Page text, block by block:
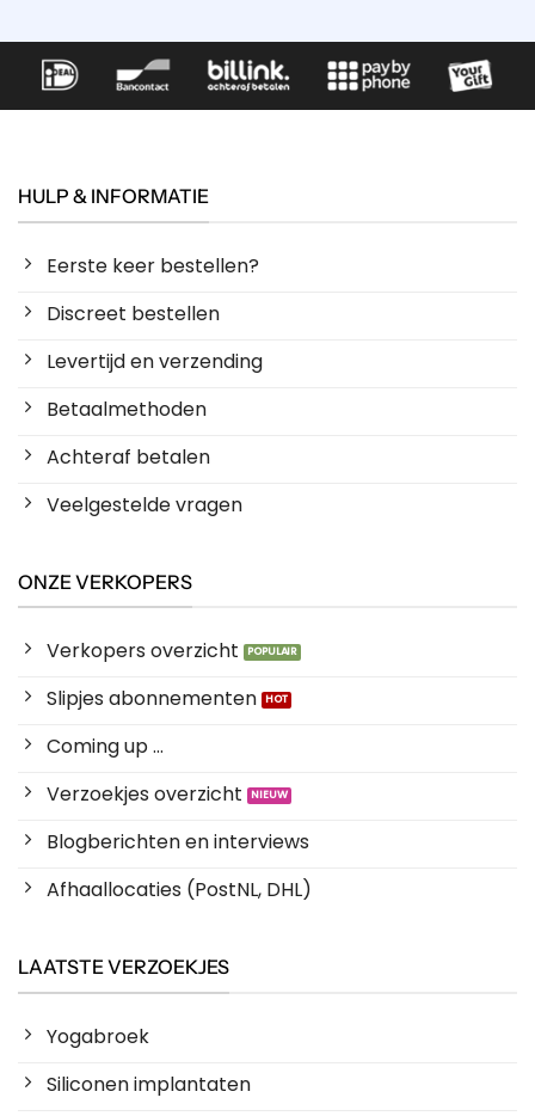
HULP & INFORMATIE
Eerste keer bestellen?
Discreet bestellen
Levertijd en verzending
Betaalmethoden
Achteraf betalen
Veelgestelde vragen
ONZE VERKOPERS
Verkopers overzicht
Slipjes abonnementen
Coming up ...
Verzoekjes overzicht
Blogberichten en interviews
Afhaallocaties (PostNL, DHL)
LAATSTE VERZOEKJES
Yogabroek
Siliconen implantaten